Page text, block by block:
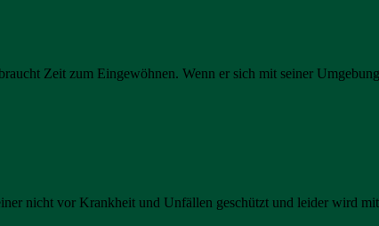
Zeit zum Eingewöhnen. Wenn er sich mit seiner
nicht vor Krankheit und Unfällen geschützt und leider wird